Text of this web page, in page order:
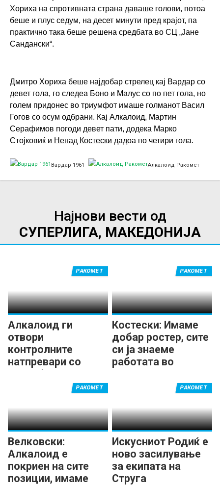
a
l
k
a
o
i
d
-
0
9
.
2
4
2
1
.
j
p
Хориха на спротивната страна даваше голови, потоа
беше и плус седум, на десет минути пред крајот, па
практично така беше решена средбата во СЦ „Јане
Сандански“.
v
a
r
d
a
r
l
-
0
9
.
1
1
0
2
5
-
4
3
Дмитро Хориха беше најдобар стрелец кај Вардар со
девет гола, го следеа Боно и Малус со по пет гола, но
голем придонес во триумфот имаше голманот Васил
Гогов со осум одбрани. Кај Алкалоид, Мартин
Серафимов погоди девет пати, додека Марко
Стојковиќ и Ненад Костески дадоа по четири гола.
Вардар 1961 Алкалоид Ракомет
Најнови вести од
СУПЕРЛИГА, МАКЕДОНИЈА
Алкалоид ги
отвори
контролните
натпревари со
триумф
РАКОМЕТ
Костески: Имаме
добар ростер, сите
си ја знаеме
работата во
РАКОМЕТ
Велковски:
Алкалоид е
покриен на сите
позиции, имаме
РАКОМЕТ
Искусниот Родиќ е
ново засилување
за екипата на
Струга
РАКОМЕТ